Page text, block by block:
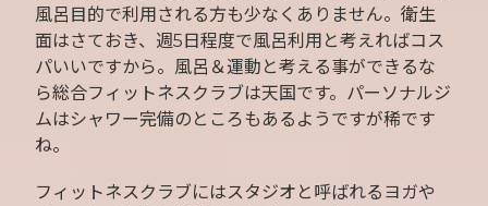
風呂目的で利用される方も少なくありません。衛生
面はさておき、週5日程度で風呂利用と考えればコス
パいいですから。風呂＆運動と考える事ができるな
ら総合フィットネスクラブは天国です。パーソナルジ
ムはシャワー完備のところもあるようですが稀です
ね。
フィットネスクラブにはスタジオと呼ばれるヨガや